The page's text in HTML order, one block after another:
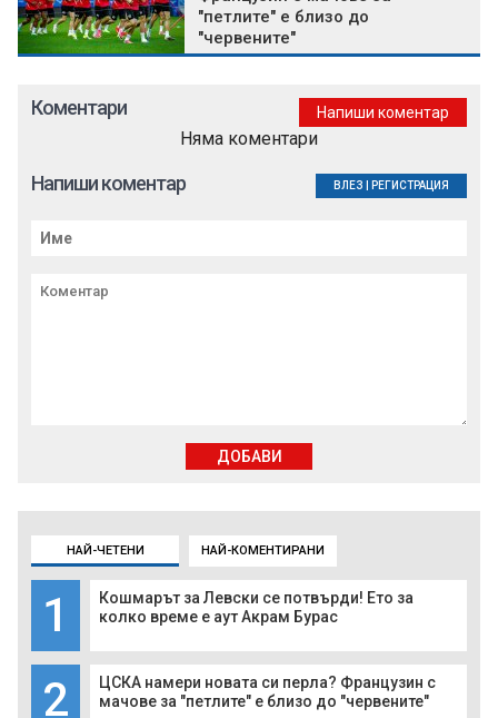
НАЙ-ЧЕТЕНИ НАЙ-КОМЕНТИРАНИ
1
Кошмарът за Левски се потвърди! Ето за
колко време е аут Акрам Бурас
2
ЦСКА намери новата си перла? Французин с
мачове за "петлите" е близо до "червените"
"петлите" е близо до
"червените"
Коментари Напиши коментар
Няма коментари
Напиши коментар ВЛЕЗ РЕГИСТРАЦИЯ
ДОБАВИ